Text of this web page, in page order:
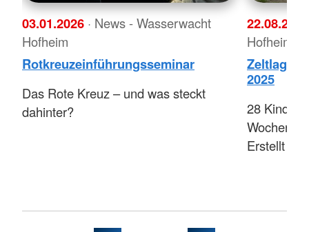
03.01.2026 · News - Wasserwacht
Hofheim
Rotkreuzeinführungsseminar
Das Rote Kreuz – und was steckt
dahinter?
Hofheim
Zeltlager
2025
28 Kinder
Erstellt